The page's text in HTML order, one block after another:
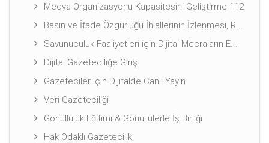
Medya Organizasyonu Kapasitesini Geliştirme-112
Basın ve İfade Özgürlüğü İhlallerinin İzlenmesi, R...
Savunuculuk Faaliyetleri için Dijital Mecraların E...
Dijital Gazeteciliğe Giriş
Gazeteciler için Dijitalde Canlı Yayın
Veri Gazeteciliği
Gönüllülük Eğitimi & Gönüllülerle İş Birliği
Hak Odaklı Gazetecilik